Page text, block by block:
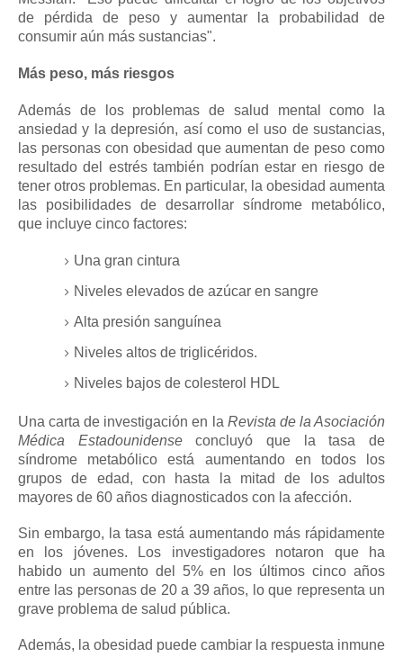
de pérdida de peso y aumentar la probabilidad de
consumir aún más sustancias".
Más peso, más riesgos
Además de los problemas de salud mental como la
ansiedad y la depresión, así como el uso de sustancias,
las personas con obesidad que aumentan de peso como
resultado del estrés también podrían estar en riesgo de
tener otros problemas. En particular, la obesidad aumenta
las posibilidades de desarrollar síndrome metabólico,
que incluye cinco factores:
Una gran cintura
Niveles elevados de azúcar en sangre
Alta presión sanguínea
Niveles altos de triglicéridos.
Niveles bajos de colesterol HDL
Una carta de investigación en la Revista de la Asociación
Médica Estadounidenseconcluyó que la tasa de
síndrome metabólico está aumentando en todos los
grupos de edad, con hasta la mitad de los adultos
mayores de 60 años diagnosticados con la afección.
Sin embargo, la tasa está aumentando más rápidamente
en los jóvenes.
Los investigadores notaron que ha
habido un aumento del 5% en los últimos cinco años
entre las personas de 20 a 39 años, lo que representa un
grave problema de salud pública.
Además, la obesidad puede cambiar la respuesta inmune